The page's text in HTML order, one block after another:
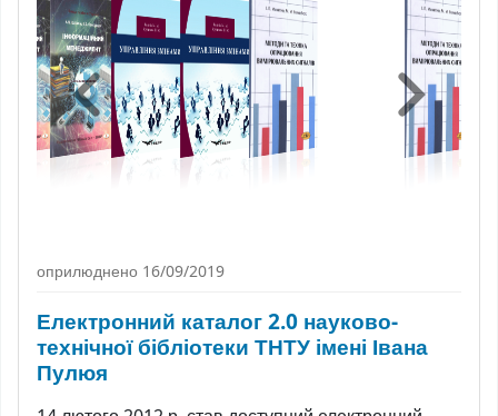
оприлюднено 16/09/2019
Електронний каталог 2.0 науково-
технічної бібліотеки ТНТУ імені Івана
Пулюя